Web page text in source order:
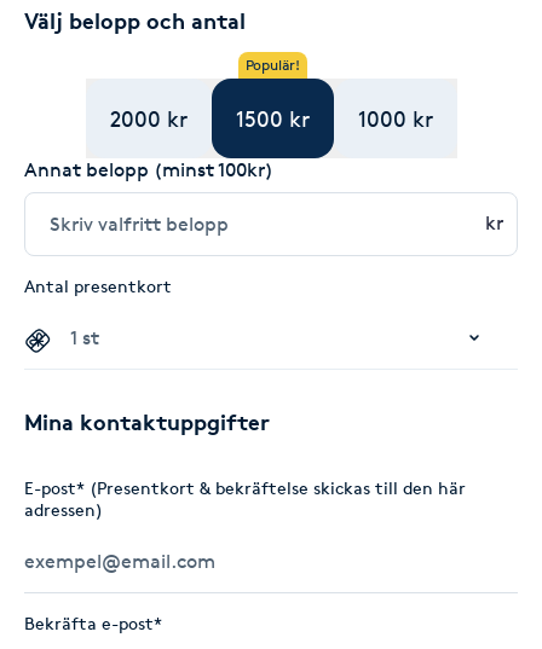
Välj belopp och antal
2000 kr
Populär!
1500 kr 1000 kr
Annat belopp (minst 100kr)
kr
Antal presentkort
Mina kontaktuppgifter
E-post* (Presentkort & bekräftelse skickas till den här
adressen)
Bekräfta e-post*